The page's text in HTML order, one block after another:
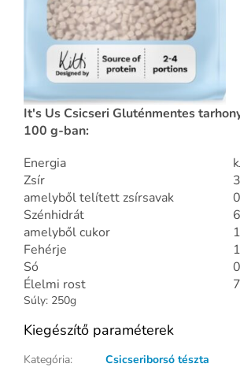
It's Us Csicseri Gluténmentes
100 g-ban:
Energia
Zsír
amelyből telített zsírsavak
Szénhidrát
amelyből cukor
Fehérje
Só
Élelmi rost
Súly: 250g
Kiegészítő paraméterek
Kategória: Csicseriborsó tészta